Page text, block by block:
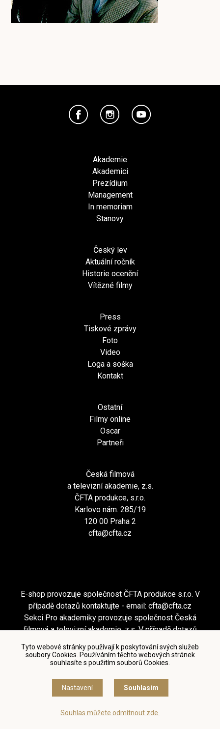
Tyto webové stránky používají k poskytování svých služeb
soubory Cookies. Používáním těchto webových stránek
souhlasíte s použitím souborů Cookies.
Nastavení Souhlasím
Souhlas můžete odmítnout zde.
Akademie
Akademici
Prezídium
Management
In memoriam
Stanovy
Český lev
Aktuální ročník
Historie ocenění
Vítězné filmy
Press
Tiskové zprávy
Foto
Video
Loga a soška
Kontakt
Ostatní
Filmy online
Oscar
Partneři
Česká filmová
a televizní akademie, z.s.
ČFTA produkce, s.r.o.
Karlovo nám. 285/19
120 00 Praha 2
cfta@cfta.cz
E-shop provozuje společnost ČFTA produkce s.r.o. V
případě dotazů kontaktujte - email: cfta@cfta.cz
Sekci Pro akademiky provozuje společnost Česká
filmová a televizní akademie, z.s. V případě dotazů
Podmínky užití a zásady ochrany osobních údajů
Nastavení cookies